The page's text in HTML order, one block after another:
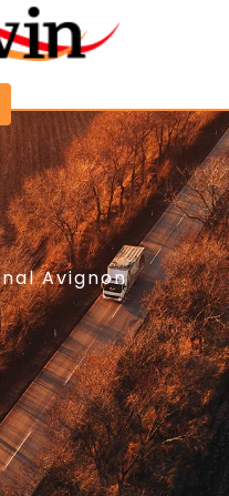
Avignon